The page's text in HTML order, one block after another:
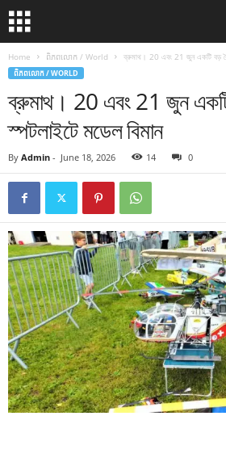
Home ពិភពលោក / World ব্রুমাথ। 20 এবং 21 জুন একটি বড়
ពិភពលោក / WORLD
ব্রুমাথ। 20 এবং 21 জুন
স্পটলাইটে মডেল বিমান
By Admin - June 18, 2026 14 0